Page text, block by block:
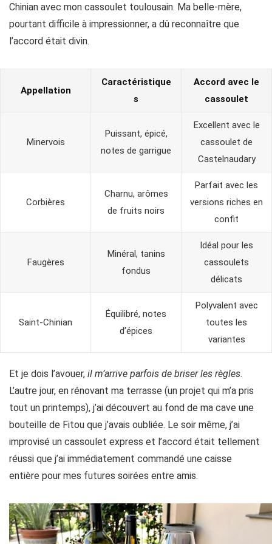
Chinian avec mon cassoulet toulousain. Ma belle-mère,
pourtant difficile à impressionner, a dû reconnaître que
l’accord était divin.
Appellation
Caractéristique
s
Accord avec le
cassoulet
Minervois
Puissant, épicé,
notes de garrigue
Excellent avec le
cassoulet de
Castelnaudary
Corbières
Charnu, arômes
de fruits noirs
Parfait avec les
versions riches en
confit
Faugères
Minéral, tanins
fondus
Idéal pour les
cassoulets
délicats
Saint-Chinian
Équilibré, notes
d’épices
Polyvalent avec
toutes les
variantes
Et je dois l’avouer, il m’arrive parfois de briser les règles.
L’autre jour, en rénovant ma terrasse (un projet qui m’a pris
tout un printemps), j’ai découvert au fond de ma cave une
bouteille de Fitou que j’avais oubliée. Le soir même, j’ai
improvisé un cassoulet express et l’accord était tellement
réussi que j’ai immédiatement commandé une caisse
entière pour mes futures soirées entre amis.